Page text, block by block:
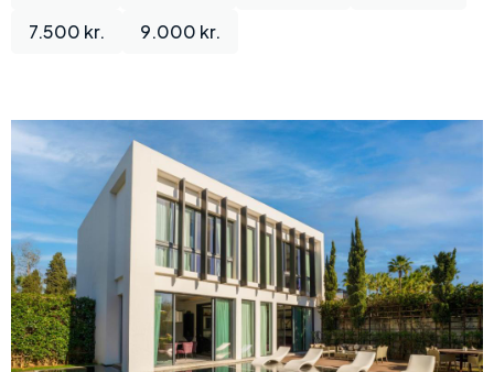
7.500 kr.
9.000 kr.